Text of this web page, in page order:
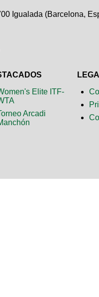
Igualada (Barcelona,
Elite ITF-
Arcadi